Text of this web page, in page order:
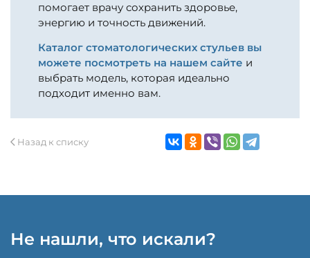
помогает врачу сохранить здоровье,
энергию и точность движений.
Каталог стоматологических стульев вы
можете посмотреть на нашем сайте и
выбрать модель, которая идеально
подходит именно вам.
Назад к списку
Не нашли, что искали?